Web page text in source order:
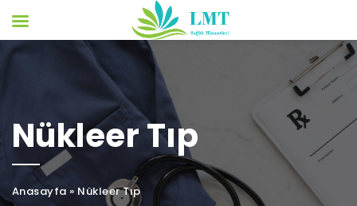
Nükleer Tıp
Anasayfa » Nükleer Tıp